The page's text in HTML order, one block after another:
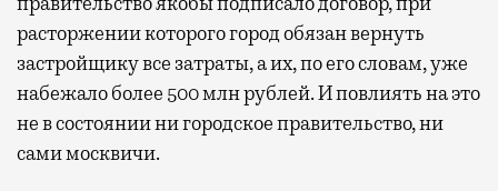
расторжении которого город обязан вернуть
застройщику все затраты, а их, по его словам, уже
набежало более 500 млн рублей. И повлиять на это
не в состоянии ни городское правительство, ни
сами москвичи.